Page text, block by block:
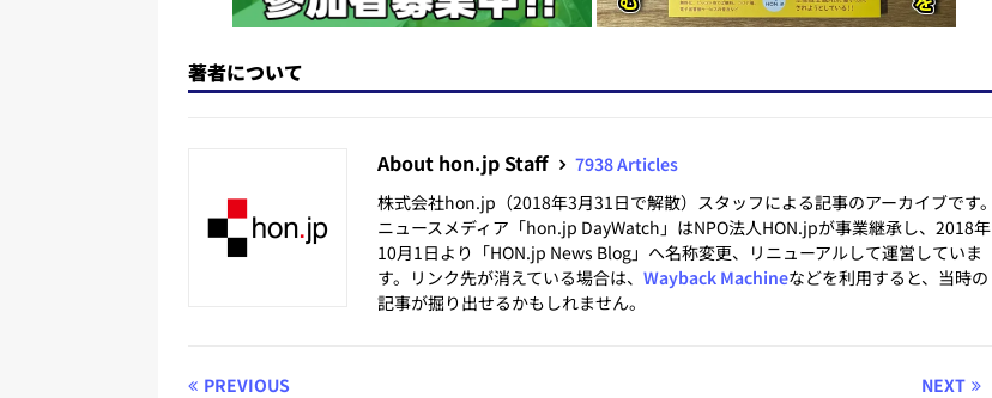
著者について
About hon.jp Staff
7938 Articles
株式会社hon.jp（2018年3月31日で解散）スタッフによる記事のアーカイブです。
ニュースメディア「hon.jp DayWatch」はNPO法人HON.jpが事業継承し、2018年
10月1日より「HON.jp News Blog」へ名称変更、リニューアルして運営していま
す。リンク先が消えている場合は、 Wayback Machineなどを利用すると、当時の
記事が掘り出せるかもしれません。
PREVIOUS NEXT